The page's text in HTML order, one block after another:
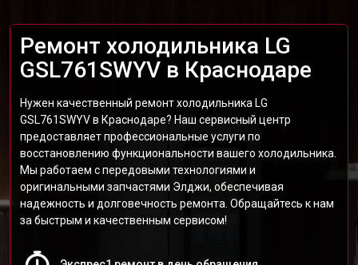
Ремонт холодильника LG
GSL761SWYV в Краснодаре
Нужен качественный ремонт холодильника LG
GSL761SWYV в Краснодаре? Наш сервисный центр
предоставляет профессиональные услуги по
восстановлению функциональности вашего холодильника.
Мы работаем с передовыми технологиями и
оригинальными запчастями Элджи, обеспечивая
надежность и долговечность ремонта. Обращайтесь к нам
за быстрым и качественным сервисом!